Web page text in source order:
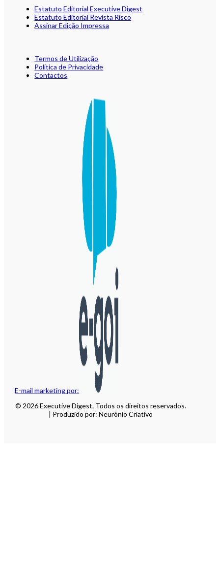
E-mail marketing por:
Estatuto Editorial Executive Digest
Estatuto Editorial Revista Risco
Assinar Edição Impressa
Termos de Utilização
Política de Privacidade
Contactos
© 2026 Executive Digest. Todos os direitos reservados.
| Produzido por: Neurónio Criativo